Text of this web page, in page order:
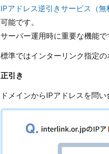
IPアドレス逆引きサービス（無
可能です。
サーバー運用時に重要な機能で
標準ではインターリンク指定
正引き
ドメインからIPアドレスを問い